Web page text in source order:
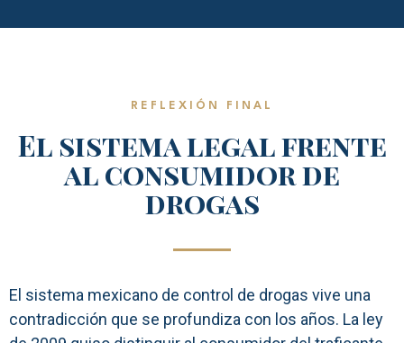
REFLEXIÓN FINAL
El sistema legal frente
al consumidor de
drogas
El sistema mexicano de control de drogas vive una
contradicción que se profundiza con los años. La ley